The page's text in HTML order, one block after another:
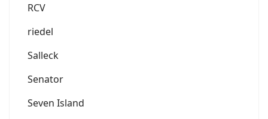
RCV
riedel
Salleck
Senator
Seven Island